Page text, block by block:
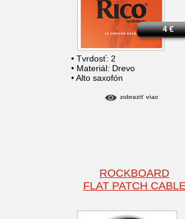
• Tvrdosť: 2
• Materiál: Drevo
• Alto saxofón
4€
zobraziť viac
ROCKBOARD
FLAT PATCH